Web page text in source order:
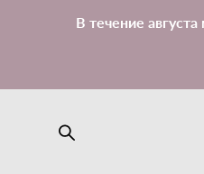
В течение